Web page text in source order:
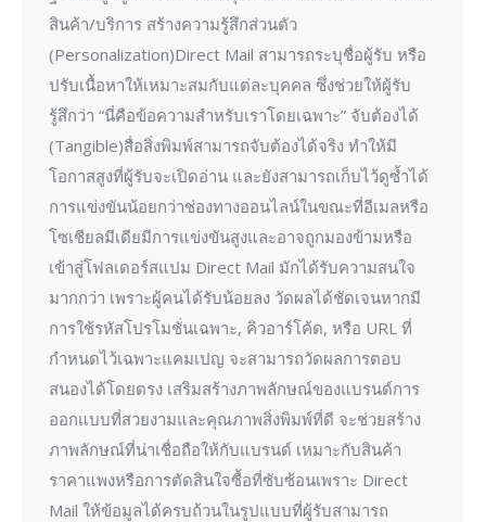
สินค้า/บริการ สร้างความรู้สึกส่วนตัว
(Personalization)Direct Mail สามารถระบุชื่อผู้รับ หรือ
ปรับเนื้อหาให้เหมาะสมกับแต่ละบุคคล ซึ่งช่วยให้ผู้รับ
รู้สึกว่า “นี่คือข้อความสำหรับเราโดยเฉพาะ” จับต้องได้
(Tangible)สื่อสิ่งพิมพ์สามารถจับต้องได้จริง ทำให้มี
โอกาสสูงที่ผู้รับจะเปิดอ่าน และยังสามารถเก็บไว้ดูซ้ำได้
การแข่งขันน้อยกว่าช่องทางออนไลน์ในขณะที่อีเมลหรือ
โซเชียลมีเดียมีการแข่งขันสูงและอาจถูกมองข้ามหรือ
เข้าสู่โฟลเดอร์สแปม Direct Mail มักได้รับความสนใจ
มากกว่า เพราะผู้คนได้รับน้อยลง วัดผลได้ชัดเจนหากมี
การใช้รหัสโปรโมชั่นเฉพาะ, คิวอาร์โค้ด, หรือ URL ที่
กำหนดไว้เฉพาะแคมเปญ จะสามารถวัดผลการตอบ
สนองได้โดยตรง เสริมสร้างภาพลักษณ์ของแบรนด์การ
ออกแบบที่สวยงามและคุณภาพสิ่งพิมพ์ที่ดี จะช่วยสร้าง
ภาพลักษณ์ที่น่าเชื่อถือให้กับแบรนด์ เหมาะกับสินค้า
ราคาแพงหรือการตัดสินใจซื้อที่ซับซ้อนเพราะ Direct
Mail ให้ข้อมูลได้ครบถ้วนในรูปแบบที่ผู้รับสามารถ